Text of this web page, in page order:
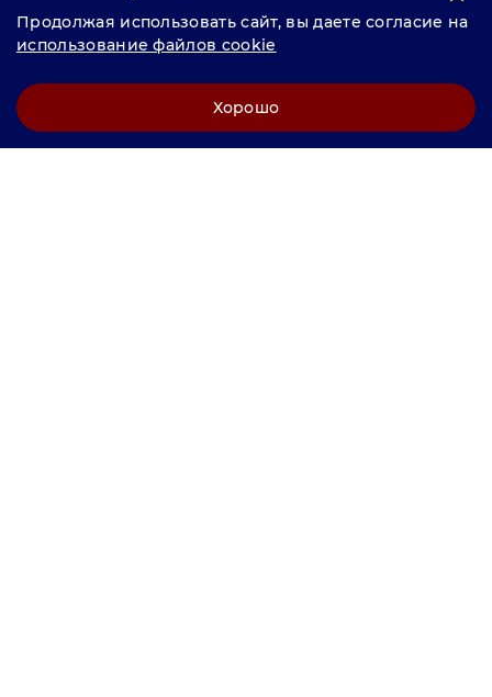
© «Велунд нержавейка» 2025, Разработка и комплексное
продвижение " LCAgency"
Продолжая использовать сайт, вы даете согласие на
использование файлов cookie
Хорошо